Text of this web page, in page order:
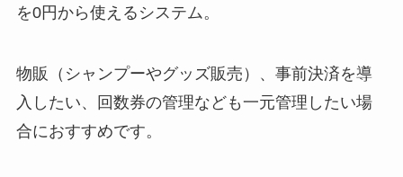
を0円から使えるシステム。
物販（シャンプーやグッズ販売）、事前決済を導
入したい、回数券の管理なども一元管理したい場
合におすすめです。